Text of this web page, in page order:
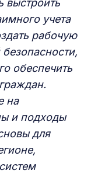
выстроить
учета
рабочую
обеспечить
на
и подходы
для